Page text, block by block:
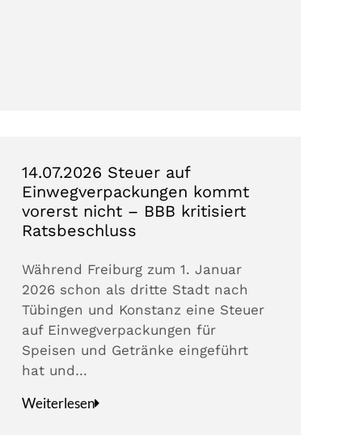
14.07.2026 Steuer auf
Einwegverpackungen kommt
vorerst nicht – BBB kritisiert
Ratsbeschluss
Während Freiburg zum 1. Januar
2026 schon als dritte Stadt nach
Tübingen und Konstanz eine Steuer
auf Einwegverpackungen für
Speisen und Getränke eingeführt
hat und…
Weiterlesen